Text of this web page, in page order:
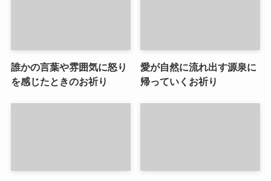
誰かの言葉や雰囲気に怒り
を感じたときのお祈り
愛が自然に流れ出す源泉に
帰っていくお祈り